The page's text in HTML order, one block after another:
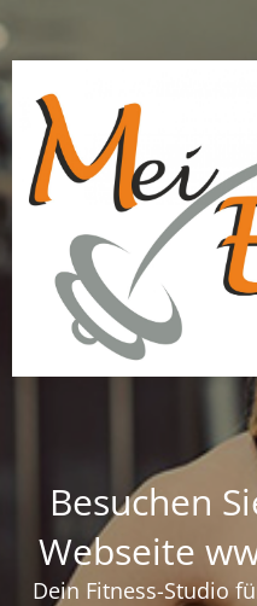
Besuchen
Webseite
Dein Fitness-Studio